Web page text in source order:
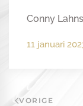
Conny
11 januari
VORIGE